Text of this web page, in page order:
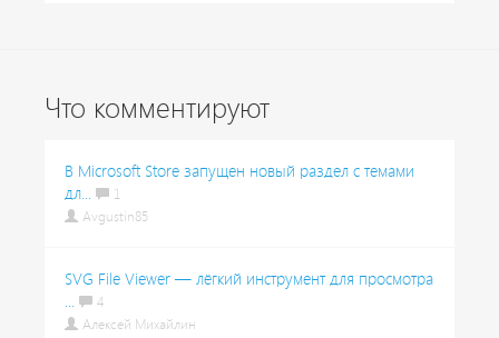
Что комментируют
В Microsoft Store запущен новый раздел с темами
дл...
1
Avgustin85
SVG File Viewer — лёгкий инструмент для просмотра
...
4
Алексей Михайлин